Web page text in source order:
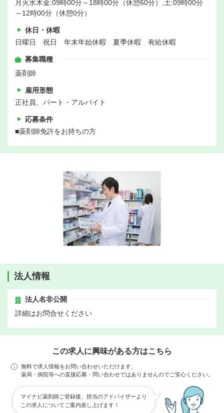
月火水木金:09時00分～18時00分（休憩60分）,土:09時00分
～12時00分（休憩0分）
休日・休暇
日曜日 祝日 年末年始休暇 夏季休暇 有給休暇
募集職種
薬剤師
雇用形態
正社員、パート・アルバイト
応募条件
■薬剤師免許をお持ちの方
法人情報
法人名非公開
詳細はお問合せください
この求人に興味がある方はこちら
無料で求人情報をお問い合わせいただけます。
薬局・病院等への直接応募・問い合わせではありませんのでご安心ください。
マイナビ薬剤師ご登録後、担当のアドバイザーより
この求人についてご案内差し上げます！